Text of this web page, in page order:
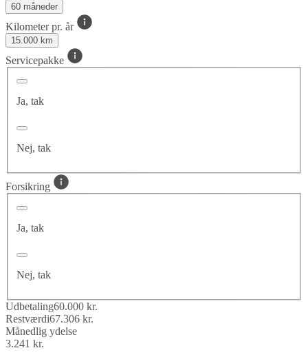
60 måneder
Kilometer pr. år
15.000 km
Servicepakke
Ja, tak
Nej, tak
Forsikring
Ja, tak
Nej, tak
Udbetaling60.000 kr.
Restværdi67.306 kr.
Månedlig ydelse
3.241 kr.